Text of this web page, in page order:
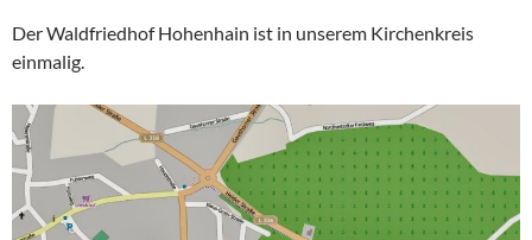
Der Waldfriedhof Hohenhain ist in unserem Kirchenkreis
einmalig.